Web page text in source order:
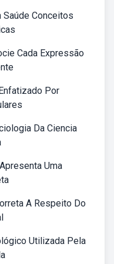
Saúde Conceitos
Cada Expressão
Por
Da Ciencia
Uma
A Respeito Do
Utilizada Pela